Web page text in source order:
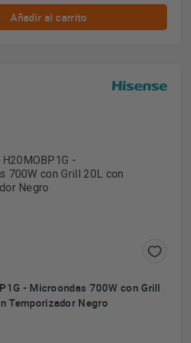
Añadir al carrito
- Microondas 700W con Grill
Temporizador Negro